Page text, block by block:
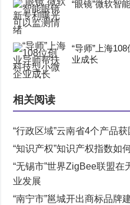
“眼镜”微软智
“导师”上海
业成长
相关阅读
“行政区域”云南省4个产品
“知识产权”知识产权指数如
“无锡市”世界ZigBee联盟在
业发展
“南宁市”邕城开出商标品牌